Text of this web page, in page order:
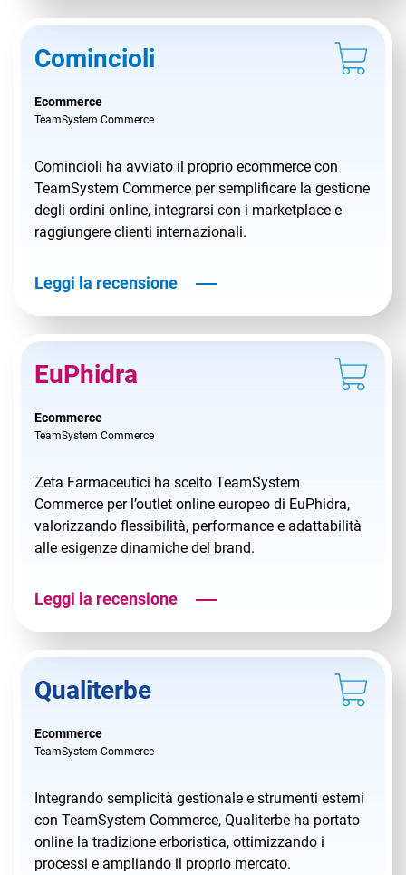
Comincioli
Ecommerce
TeamSystem Commerce
Comincioli ha avviato il proprio ecommerce con
TeamSystem Commerce per semplificare la gestione
degli ordini online, integrarsi con i marketplace e
raggiungere clienti internazionali.
Leggi la recensione
EuPhidra
Ecommerce
TeamSystem Commerce
Zeta Farmaceutici ha scelto TeamSystem
Commerce per l’outlet online europeo di EuPhidra,
valorizzando flessibilità, performance e adattabilità
alle esigenze dinamiche del brand.
Leggi la recensione
Qualiterbe
Ecommerce
TeamSystem Commerce
Integrando semplicità gestionale e strumenti esterni
con TeamSystem Commerce, Qualiterbe ha portato
online la tradizione erboristica, ottimizzando i
processi e ampliando il proprio mercato.